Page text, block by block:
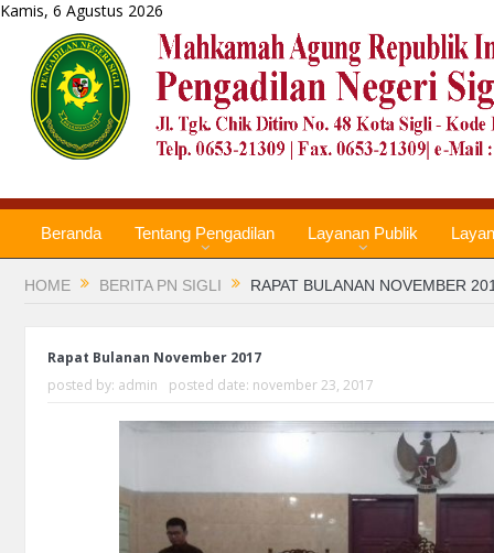
Kamis, 6 Agustus 2026
Beranda Tentang Pengadilan Layanan Publik
HOME BERITA PN SIGLI RAPAT BULANAN NOVEMBER
Rapat Bulanan November 2017
posted by: admin posted date: november 23, 2017